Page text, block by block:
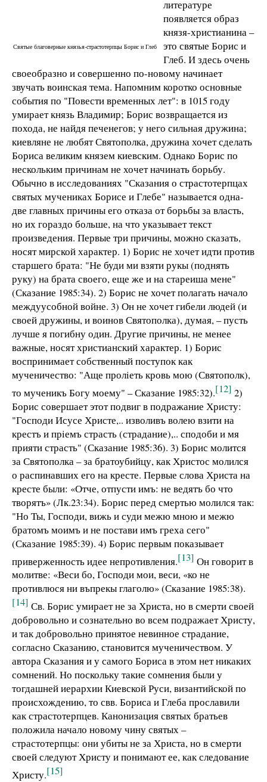
Святые благоверные князья-страстотерпцы Борис и Глеб
литературе
появляется образ
князя-христианина –
это святые Борис и
Глеб. И здесь очень
своеобразно и совершенно по-новому начинает
звучать воинская тема. Напомним коротко основные
события по "Повести временных лет": в 1015 году
умирает князь Владимир; Борис возвращается из
похода, не найдя печенегов; у него сильная дружина;
киевляне не любят Святополка, дружина хочет сделать
Бориса великим князем киевским. Однако Борис по
нескольким причинам не хочет начинать борьбу.
Обычно в исследованиях "Сказания о страстотерпцах
святых мучениках Борисе и Глебе" называется одна-
две главных причины его отказа от борьбы за власть,
но их гораздо больше, на что указывает текст
произведения. Первые три причины, можно сказать,
носят мирской характер. 1) Борис не хочет идти против
старшего брата: "Не буди ми взяти рукы (поднять
руку) на брата своего, еще же и на стареиша мене"
(Сказание 1985:34). 2) Борис не хочет полагать начало
междуусобной войне. 3) Он не хочет гибели людей (и
своей дружины, и воинов Святополка), думая, – пусть
лучше я погибну один. Другие причины, не менее
важные, носят христианский характер. 1) Борис
воспринимает собственный поступок как
мученичество: "Аще пролiеть кровь мою (Святополк),
то мученикъ Богу моему" – Сказание 1985:32).[12] 2)
Борис совершает этот подвиг в подражание Христу:
"Господи Исусе Христе,.. изволивъ волею взити на
крестъ и прiемъ страсть (страдание),.. сподоби и мя
прияти страсть" (Сказание 1985:36). 3) Борис молится
за Святополка – за братоубийцу, как Христос молился
о распинавших его на кресте. Первые слова Христа на
кресте были: «Отче, отпусти имъ: не ведятъ бо что
творятъ» (Лк.23:34). Борис перед смертью молился так:
"Но Ты, Господи, вижь и суди межю мною и межю
братомъ моимъ и не постави имъ греха сего"
(Сказание 1985:39). 4) Борис первым показывает
приверженность идее непротивления.[13] Он говорит в
молитве: «Веси бо, Господи мои, веси, «ко не
противлюся ни въпрекы глаголю» (Сказание 1985:38).
[14] Св. Борис умирает не за Христа, но в смерти своей
добровольно и сознательно во всем подражает Христу,
и так добровольно принятое невинное страдание,
согласно Сказанию, становится мученичеством. У
автора Сказания и у самого Бориса в этом нет никаких
сомнений. Но поскольку такие сомнения были у
тогдашней иерархии Киевской Руси, византийской по
происхождению, то свв. Бориса и Глеба прославили
как страстотерпцев. Канонизация святых братьев
положила начало новому чину святых –
страстотерпцы: они убиты не за Христа, но в смерти
своей следуют Христу и понимают ее, как следование
Христу.[15]